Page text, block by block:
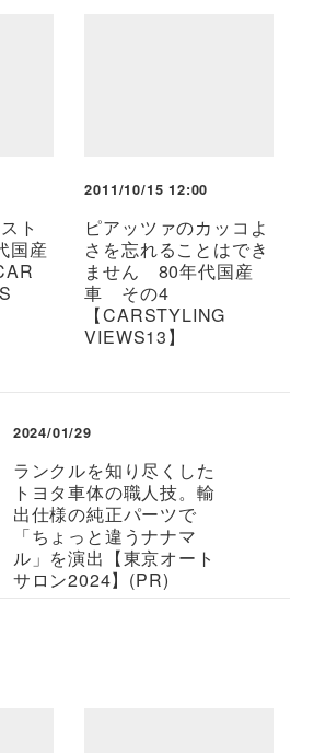
ト
国産
2011/10/15 12:00
ピアッツァのカッコよ
さを忘れることはでき
ません 80年代国産
車 その4
【CARSTYLING
VIEWS13】
2024/01/29
ランクルを知り尽くした
トヨタ車体の職人技。輸
出仕様の純正パーツで
「ちょっと違うナナマ
ル」を演出【東京オート
サロン2024】(PR)